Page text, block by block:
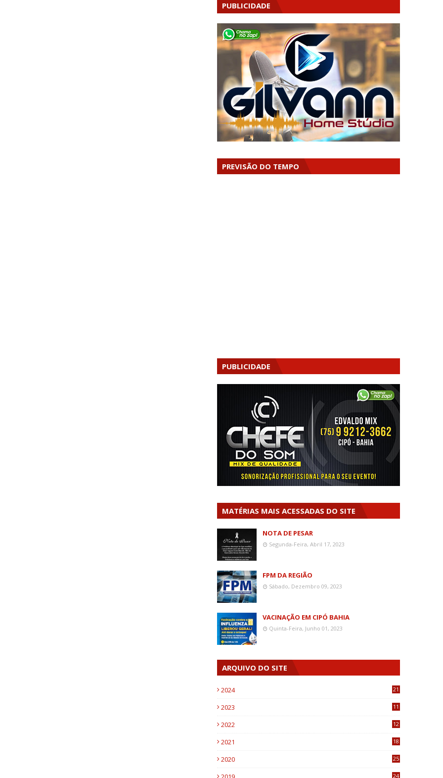
PUBLICIDADE
PREVISÃO DO TEMPO
PUBLICIDADE
MATÉRIAS MAIS ACESSADAS DO SITE
NOTA DE PESAR
Segunda-Feira, Abril 17, 2023
FPM DA REGIÃO
Sábado, Dezembro 09, 2023
VACINAÇÃO EM CIPÓ BAHIA
Quinta-Feira, Junho 01, 2023
ARQUIVO DO SITE
2024 21
2023
11
2022
12
2021
18
2020
25
24